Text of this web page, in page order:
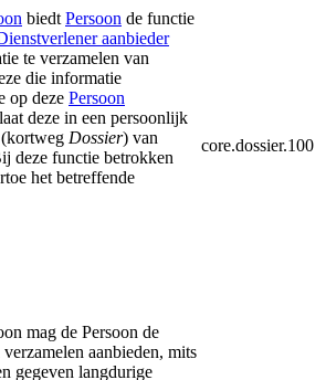
biedt Persoon de functie
aanbieder
te verzamelen van
die informatie
op deze Persoon
deze in een persoonlijk
(kortweg Dossier) van
deze functie betrokken
het betreffende
core.dossier.100
mag de Persoon de
aanbieden, mits
gegeven langdurige